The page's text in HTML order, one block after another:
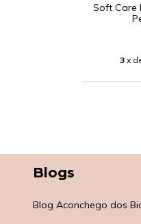
Soft Care
3 x
Blogs
Blog Aconchego dos